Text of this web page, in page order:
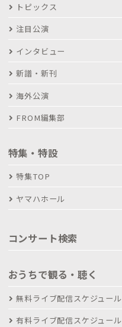
トピックス
注目公演
インタビュー
新譜・新刊
海外公演
FROM編集部
特集・特設
特集TOP
ヤマハホール
コンサート検索
おうちで観る・聴く
無料ライブ配信スケジュール
有料ライブ配信スケジュール